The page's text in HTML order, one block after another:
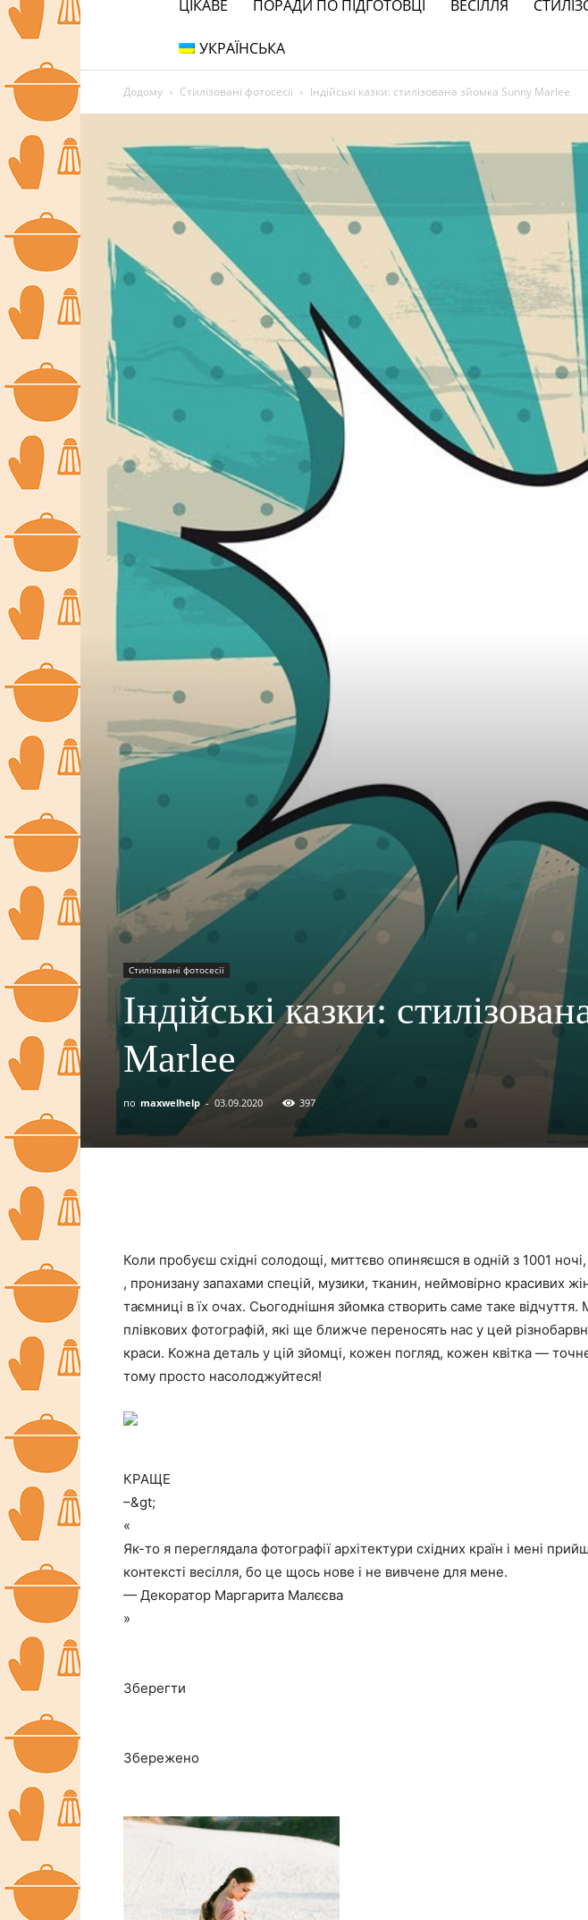
ЦІКАВЕ ПОРАДИ ПО ПІДГОТОВЦІ ВЕСІЛЛЯ
УКРАЇНСЬКА
Додому Стилізовані фотосесії Індійські казки: стилізована зйомка Sunny Marlee
Стилізовані фотосесії
Індійські казки:
Marlee
по maxwelhelp - 03.09.2020 397
Коли пробуєш східні солодощі, миттєво опиняєшся в одній з 1001
, пронизану запахами спецій, музики, тканин, неймовірно красивих
таємниці в їх очах. Сьогоднішня зйомка створить саме таке відчуття.
плівкових фотографій, які ще ближче переносять нас у цей
краси. Кожна деталь у цій зйомці, кожен погляд, кожен квітка —
тому просто насолоджуйтеся!
КРАЩЕ
–&gt;
«
Як-то я переглядала фотографії архітектури східних країн і мені
контексті весілля, бо це щось нове і не вивчене для мене.
— Декоратор Маргарита Малєєва
»
Зберегти
Збережено